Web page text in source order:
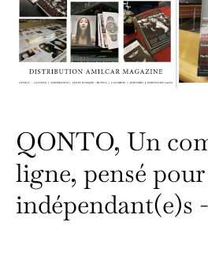
QONTO, Un
ligne, pensé
indépendant(e)s